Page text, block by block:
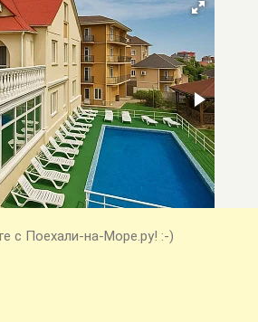
с Поехали-на-Море.ру! :-)
58